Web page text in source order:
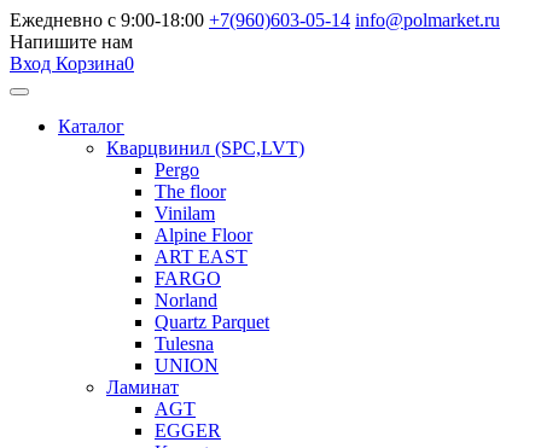
Ежедневно с 9:00-18:00 +7(960)603-05-14 info@polmarket.ru
Напишите нам
Вход Корзина0
Каталог
Кварцвинил (SPC,LVT)
Pergo
The floor
Vinilam
Alpine Floor
ART EAST
FARGO
Norland
Quartz Parquet
Tulesna
UNION
Ламинат
AGT
EGGER